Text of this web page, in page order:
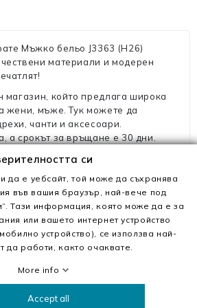
Мъжко бельо J3363 (H26)
материали и модерен
магазин, който предлага широка
жени, мъже. Тук можете да
чанти и аксесоари.
а срокът за връщане е 30 дни.
бельото и банските не се
си
да е уебсайт, той може да съхранява
във вашия браузър, най-вече под
Тази информация, която може да е за
или вашето интернет устройство
устройство), се използва най-
да работи, както очаквате.
More info
Accept all